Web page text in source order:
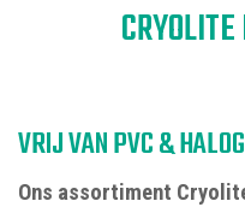
VRIJ VAN PVC &
Ons assortiment